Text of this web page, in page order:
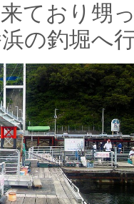
ており甥
の釣堀へ